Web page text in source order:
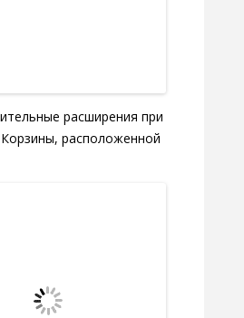
расширения при
расположенной